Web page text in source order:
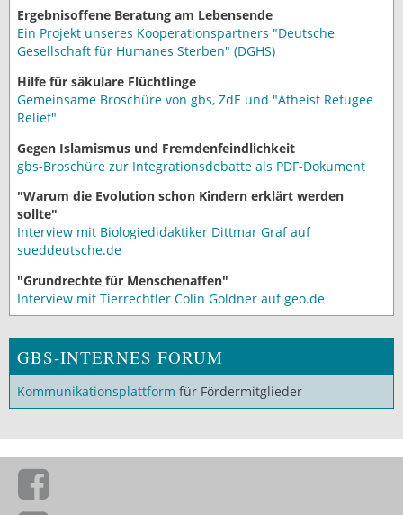
Ergebnisoffene Beratung am Lebensende
Ein Projekt unseres Kooperationspartners "Deutsche
Gesellschaft für Humanes Sterben" (DGHS)
Hilfe für säkulare Flüchtlinge
Gemeinsame Broschüre von gbs, ZdE und "Atheist Refugee
Relief"
Gegen Islamismus und Fremdenfeindlichkeit
gbs-Broschüre zur Integrationsdebatte als PDF-Dokument
"Warum die Evolution schon Kindern erklärt werden
sollte"
Interview mit Biologiedidaktiker Dittmar Graf auf
sueddeutsche.de
"Grundrechte für Menschenaffen"
Interview mit Tierrechtler Colin Goldner auf geo.de
GBS-INTERNES FORUM
Kommunikationsplattform für Fördermitglieder